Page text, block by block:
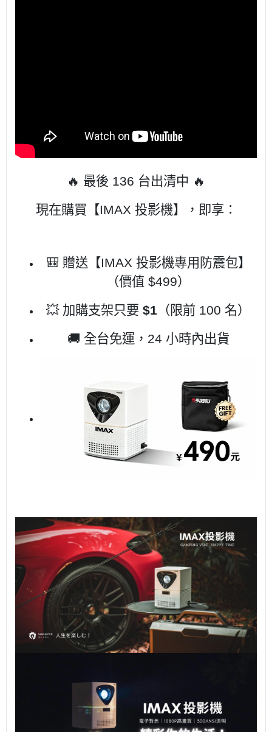
🔥 最後 136 台出清中 🔥
現在購買【IMAX 投影機】，即享：
🎒 贈送【IMAX 投影機專用防震包】
（價值 $499）
💥 加購支架只要 $1 （限前 100 名）
🚚 全台免運，24 小時內出貨